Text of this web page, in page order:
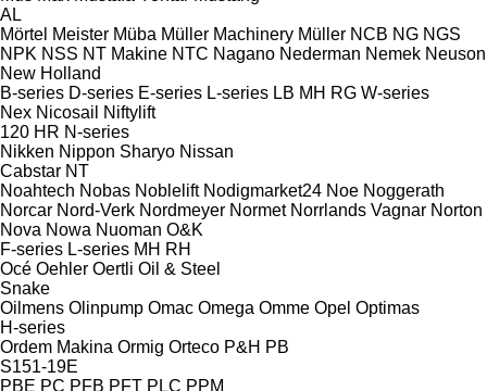
AL
Mörtel Meister Müba Müller Machinery Müller NCB NG NGS
NPK NSS NT Makine NTC Nagano Nederman Nemek Neuson
New Holland
B-series D-series E-series L-series LB MH RG W-series
Nex Nicosail
Niftylift
120 HR N-series
Nikken Nippon Sharyo Nissan
Cabstar NT
Noahtech Nobas Noblelift Nodigmarket24 Noe Noggerath
Norcar Nord-Verk Nordmeyer Normet Norrlands Vagnar Norton
Nova Nowa Nuoman O&K
F-series L-series MH RH
Océ Oehler Oertli Oil & Steel
Snake
Oilmens Olinpump Omac Omega Omme Opel Optimas
H-series
Ordem Makina Ormig Orteco P&H PB
S151-19E
PBE PC PFB PFT PLC PPM